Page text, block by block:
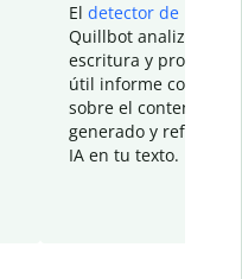
El detector de IA
Quillbot analiza tu
escritura y
útil informe con
sobre el contenido
generado y refinado
IA en tu texto.